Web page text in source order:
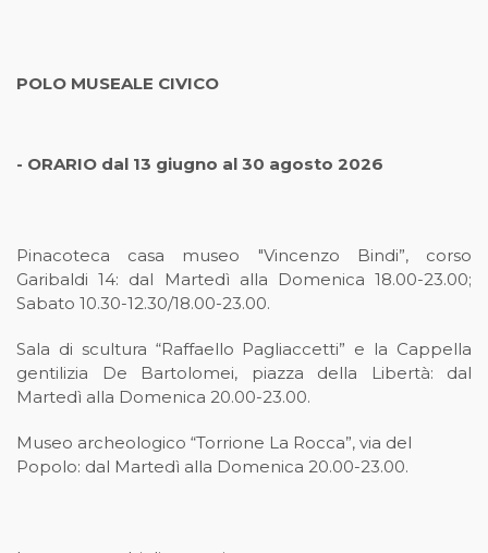
POLO MUSEALE CIVICO
- ORARIO dal 13 giugno al 30 agosto 2026
Pinacoteca casa museo "Vincenzo Bindi”, corso
Garibaldi 14: dal Martedì alla Domenica 18.00-23.00;
Sabato 10.30-12.30/18.00-23.00.
Sala di scultura “Raffaello Pagliaccetti” e la Cappella
gentilizia De Bartolomei, piazza della Libertà: dal
Martedì alla Domenica 20.00-23.00.
Museo archeologico “Torrione La Rocca”, via del
Popolo: dal Martedì alla Domenica 20.00-23.00.